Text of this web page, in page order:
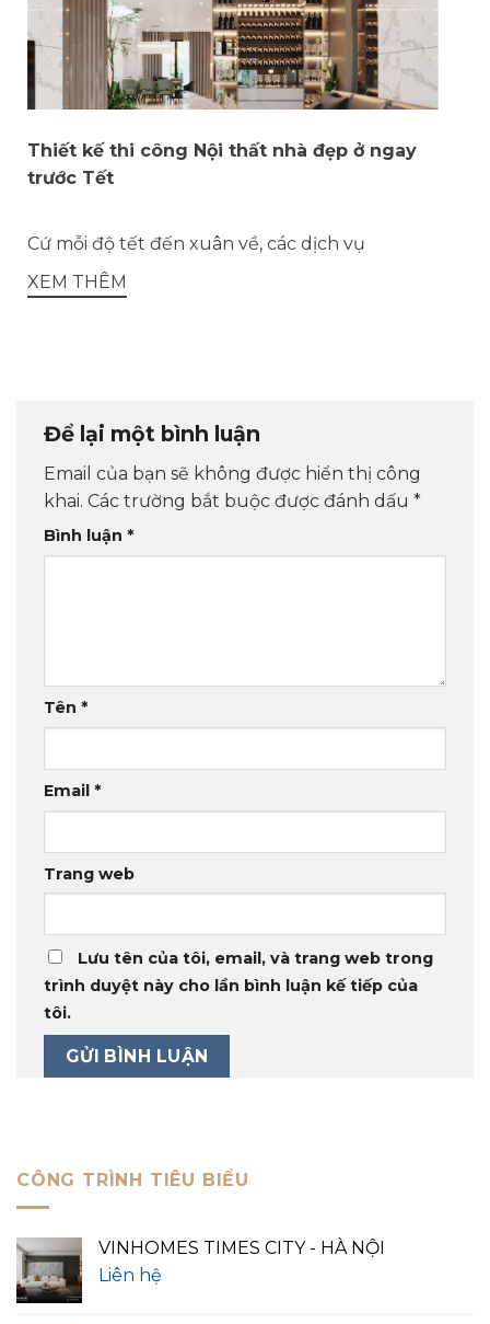
Thiết kế thi công Nội thất nhà đẹp ở ngay
trước Tết
Cứ mỗi độ tết đến xuân về, các dịch vụ
XEM THÊM
Để lại một bình luận
Email của bạn sẽ không được hiển thị công
khai. Các trường bắt buộc được đánh dấu *
Bình luận *
Tên *
Email *
Trang web
Lưu tên của tôi, email, và trang web trong
trình duyệt này cho lần bình luận kế tiếp của
tôi.
CÔNG TRÌNH TIÊU BIỂU
VINHOMES TIMES CITY - HÀ NỘI
Liên hệ